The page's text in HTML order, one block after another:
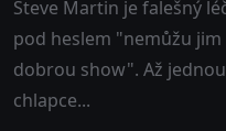
Steve Martin je falešný
pod heslem "nemůžu
dobrou show". Až
chlapce...